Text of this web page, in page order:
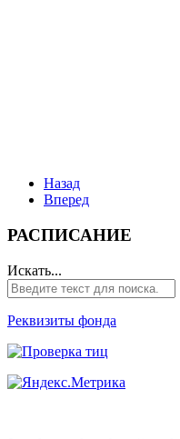
Назад
Вперед
РАСПИСАНИЕ
Искать...
Реквизиты фонда